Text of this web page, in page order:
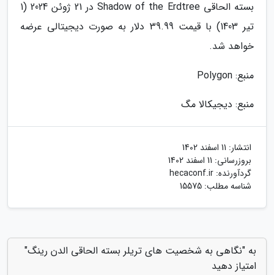
بسته الحاقی Shadow of the Erdtree در 21 ژوئن 2024 (1
تیر 1403) با قیمت 39.99 دلار به صورت دیجیتالی عرضه
خواهد شد.
منبع: Polygon
منبع: دیجیکالا مگ
انتشار: 11 اسفند 1402
بروزرسانی: 11 اسفند 1402
گردآورنده: hecaconf.ir
شناسه مطلب: 15575
به "نگاهی به شخصیت های تریلر بسته الحاقی الدن رینگ"
امتیاز دهید